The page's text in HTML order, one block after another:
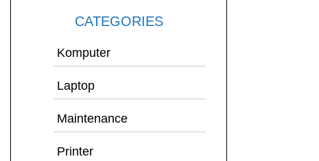
CATEGORIES
Komputer
Laptop
Maintenance
Printer